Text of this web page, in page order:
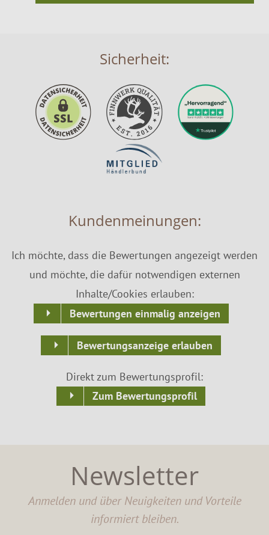
Sicherheit:
Kundenmeinungen:
Ich möchte, dass die Bewertungen angezeigt werden
und möchte, die dafür notwendigen externen
Inhalte/Cookies erlauben:
Bewertungen einmalig anzeigen
Bewertungsanzeige erlauben
Direkt zum Bewertungsprofil:
Zum Bewertungsprofil
Newsletter
Anmelden und über Neuigkeiten und Vorteile
informiert bleiben.